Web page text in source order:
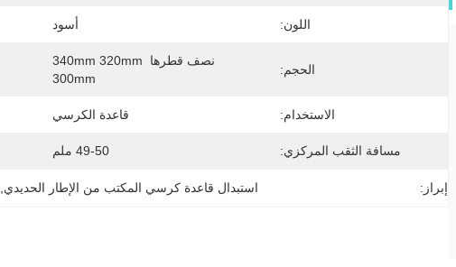
اللون: أسود
الحجم:
نصف قطرها 340mm 320mm
300mm
الاستخدام: قاعدة الكرسي
مسافة الثقب المركزي: 49-50 ملم
إبراز: استبدال قاعدة كرسي المكتب من الإطار الحديدي